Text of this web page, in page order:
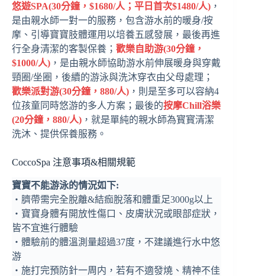
悠遊SPA(30分鐘，$1680/人；平日首次$1480/人) ，
是由親水師一對一的服務，包含游水前的暖身/按
摩、引導寶寶肢體運用以培養五感發展，最後再進
行全身清潔的客製保養； 歡樂自助游(30分鐘，
$1000/人) ，是由親水師協助游水前伸展暖身與穿戴
頸圈/坐圈，後續的游泳與洗沐穿衣由父母處理；
歡樂派對游(30分鐘，880/人) ，則是至多可以容納4
位孩童同時悠游的多人方案；最後的按摩Chill浴樂
(20分鐘，880/人) ，就是單純的親水師為寳寳清潔
洗沐、提供保養服務。
CoccoSpa 注意事項&相關規範
寶寶不能游泳的情況如下:
‧臍帶需完全脫離&結痂脫落和體重足3000g以上
‧寶寶身體有開放性傷口、皮膚狀況或眼部症狀，
皆不宜進行體驗
‧體驗前的體溫測量超過37度，不建議進行水中悠
游
‧施打完預防針一周内，若有不適發燒、精神不佳